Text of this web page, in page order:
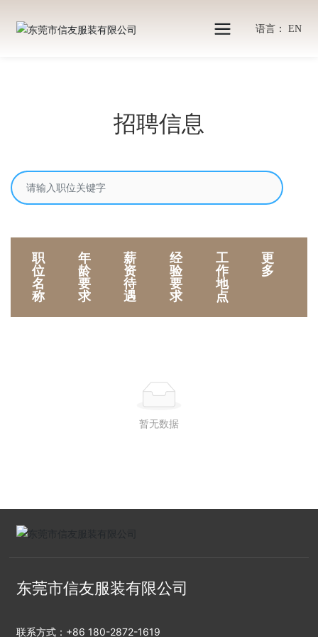
语言： EN
招聘信息
职
位
名
称
年
龄
要
求
薪
资
待
遇
经
验
要
求
工
作
地
点
更
多
暂无数据
东莞市信友服装有限公司
联系方式： +86 180-2872-1619